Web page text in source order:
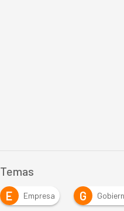
Temas
E Empresa G